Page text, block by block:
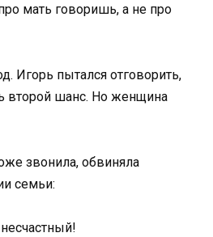
мать говоришь, а не про
Игорь пытался отговорить,
второй шанс. Но женщина
звонила, обвиняла
семьи: